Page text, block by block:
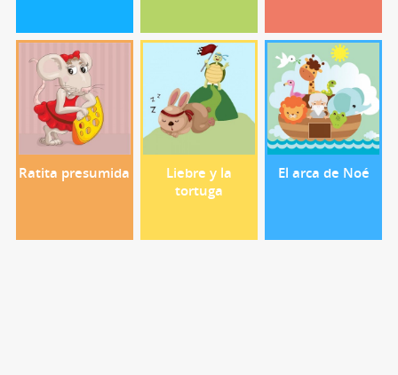
Ratita presumida
Liebre y la
tortuga
El arca de Noé